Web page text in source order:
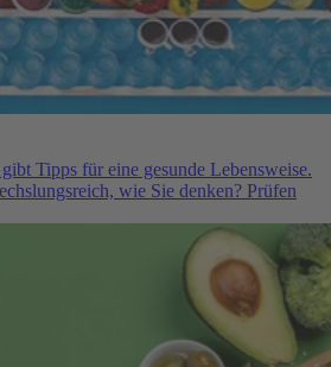
Tipps für eine gesunde Lebensweise.
wie Sie denken? Prüfen